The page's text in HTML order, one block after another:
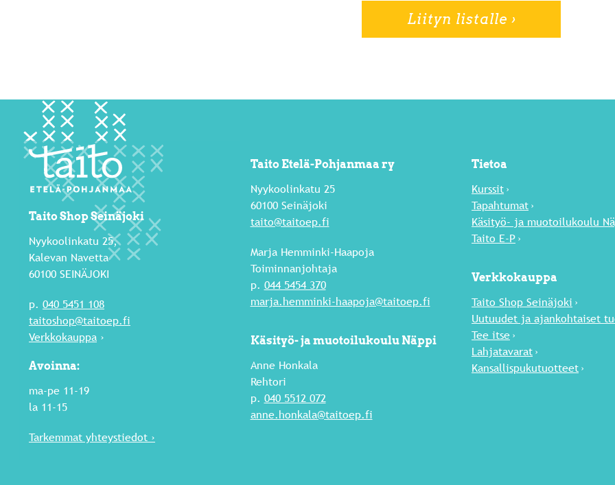
Taito Shop Seinäjoki
Nyykoolinkatu 25,
Kalevan Navetta
60100 SEINÄJOKI
p. 040 5451 108
taitoshop@taitoep.fi
Verkkokauppa ›
Avoinna:
ma-pe 11-19
la 11-15
Tarkemmat yhteystiedot ›
Taito Etelä-Pohjanmaa ry
Nyykoolinkatu 25
60100 Seinäjoki
taito@taitoep.fi
Marja Hemminki-Haapoja
Toiminnanjohtaja
p. 044 5454 370
marja.hemminki-haapoja@taitoep.fi
Käsityö- ja muotoilukoulu Näppi
Anne Honkala
Rehtori
p. 040 5512 072
anne.honkala@taitoep.fi
Tietoa
Kurssit
Tapahtumat
Käsityö- ja muotoilukoulu
Taito E-P
Verkkokauppa
Taito Shop Seinäjoki
Uutuu­det ja ajankohtaiset
Tee itse
Lahja­tavarat
Kansallispukutuotteet